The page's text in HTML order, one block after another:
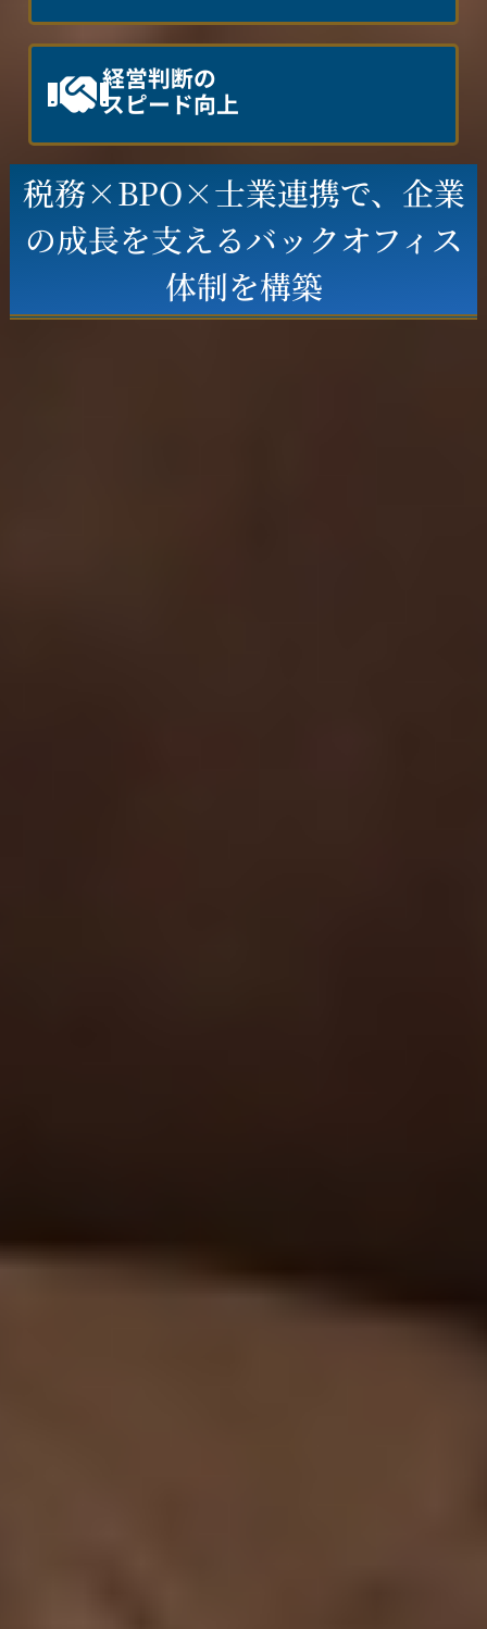
経営判断の
スピード向上
税務×BPO×士業連携で、企業
の成長を支えるバックオフィス
体制を構築